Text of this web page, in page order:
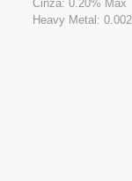
Cinza: 0.20% Max
Heavy Metal: